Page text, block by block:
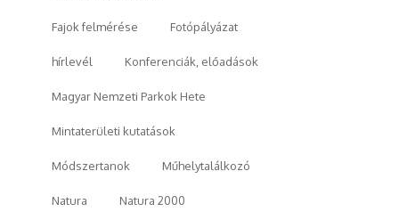
Fajok felmérése Fotópályázat
hírlevél Konferenciák, előadások
Magyar Nemzeti Parkok Hete
Mintaterületi kutatások
Módszertanok Műhelytalálkozó
Natura Natura 2000